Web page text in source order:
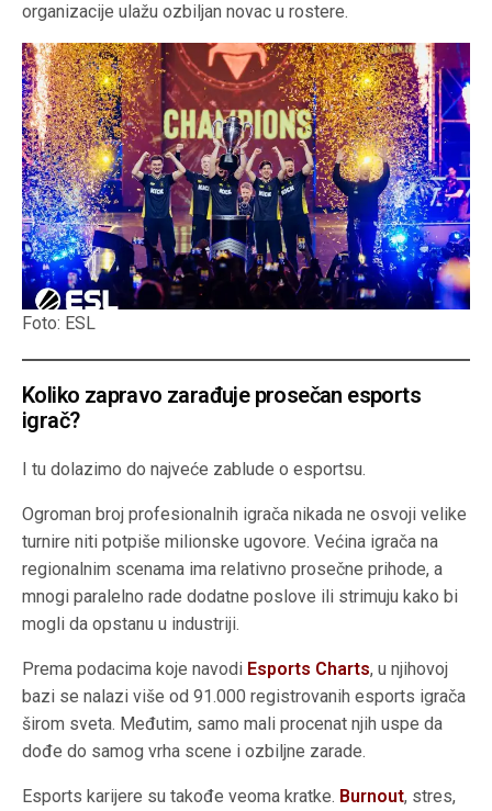
organizacije ulažu ozbiljan novac u rostere.
Foto: ESL
Koliko zapravo zarađuje prosečan esports
igrač?
I tu dolazimo do najveće zablude o esportsu.
Ogroman broj profesionalnih igrača nikada ne osvoji velike
turnire niti potpiše milionske ugovore. Većina igrača na
regionalnim scenama ima relativno prosečne prihode, a
mnogi paralelno rade dodatne poslove ili strimuju kako bi
mogli da opstanu u industriji.
Prema podacima koje navodi Esports Charts, u njihovoj
bazi se nalazi više od 91.000 registrovanih esports igrača
širom sveta. Međutim, samo mali procenat njih uspe da
dođe do samog vrha scene i ozbiljne zarade.
Esports karijere su takođe veoma kratke. Burnout, stres,